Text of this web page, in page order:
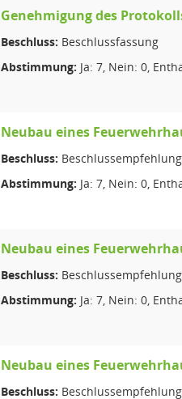
Genehmigung des
Beschluss: Beschlussfassung
Abstimmung: Ja: 7, Nein: 0,
Neubau eines
Beschluss:
Abstimmung: Ja: 7, Nein: 0,
Neubau eines
Beschluss:
Abstimmung: Ja: 7, Nein: 0,
Neubau eines
Beschluss: